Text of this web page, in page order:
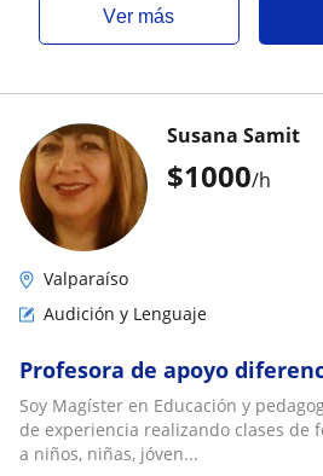
ver más
$1000/h
Susana Samit
Valparaíso
Audición y Lenguaje
Profesora de apoyo
Soy Magíster en Educación y
de experiencia realizando clases de
a niños, niñas, jóven...